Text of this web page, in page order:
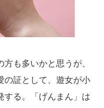
も多いかと思うが、
の証として、遊女が小
する。「げんまん」は